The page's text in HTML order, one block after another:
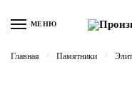
МЕНЮ
Главная / Памятники /